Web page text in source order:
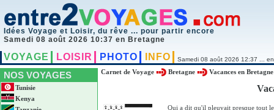
Idées Voyage et Loisir, du rêve ... pour partir encore
Samedi 08 août 2026 10:37 en Bretagne
VOYAGE LOISIR PHOTO INFO Samedi 08 août 2026 12:37 ...
NOS VOYAGES
Tunisie
Kenya
Carnet de Voyage Bretagne Vacances en Bretagne
Qui a dit qu'il pleuvait presque tout